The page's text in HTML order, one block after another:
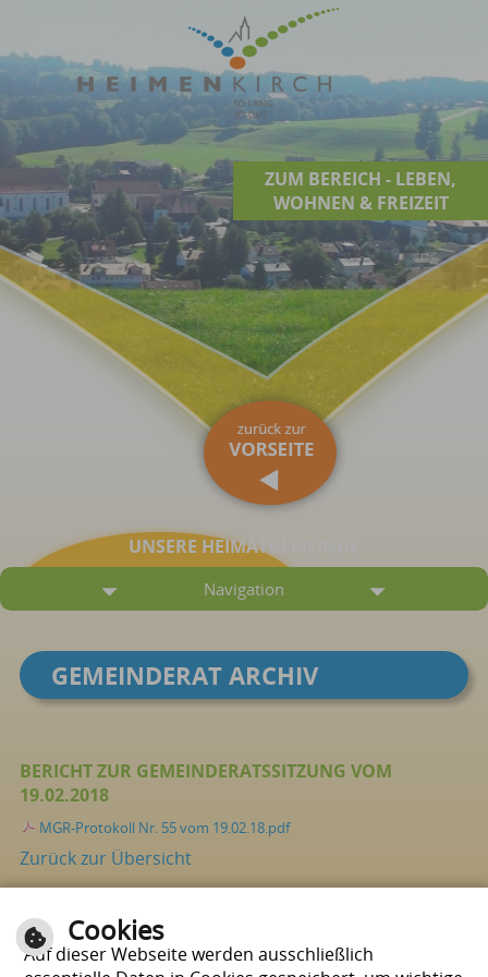
ZUM BEREICH - LEBEN,
WOHNEN & FREIZEIT
UNSERE HEIMATGEMEINDE
Navigation
GEMEINDERAT ARCHIV
BERICHT ZUR GEMEINDERATSSITZUNG VOM
19.02.2018
MGR-Protokoll Nr. 55 vom 19.02.18.pdf
Zurück zur Übersicht
Seite drucken
Cookies
Auf dieser Webseite werden ausschließlich